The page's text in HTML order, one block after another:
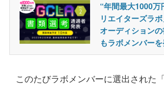
“年間最大1000万
リエイターズラ
オーディション
もラボメンバー
このたびラボメンバーに選出された